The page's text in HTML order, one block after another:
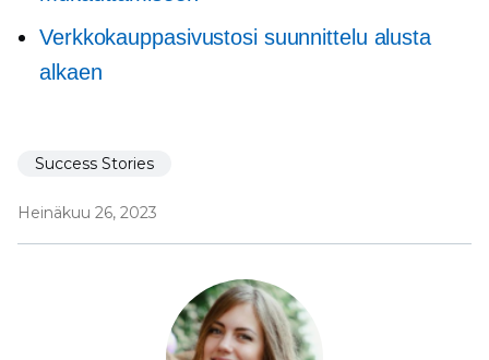
Verkkokauppasivustosi suunnittelu alusta
alkaen
Success Stories
Heinäkuu 26, 2023